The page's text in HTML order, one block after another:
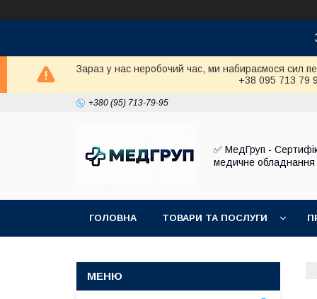
Зараз у нас неробочий час, ми набираємося сил
+38 095 713 79
+380 (95) 713-79-95
✅ МедГруп -
медичне обладнання
ГОЛОВНА ТОВАРИ ТА ПОСЛУГИ